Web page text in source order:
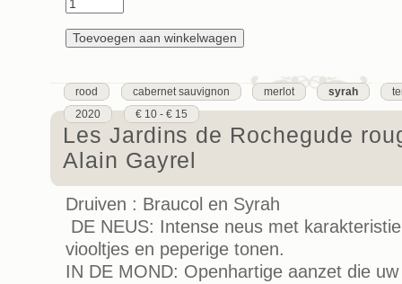
rood cabernet sauvignon merlot syrah
2020
€ 10 - € 15
Les Jardins de Rochegude
Alain Gayrel
Druiven : Braucol en Syrah
DE NEUS: Intense neus met
viooltjes en peperige tonen.
IN DE MOND: Openhartige aanzet die